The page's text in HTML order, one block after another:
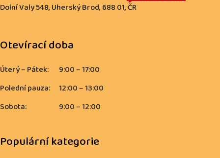
Dolní Valy 548, Uherský Brod, 688 01, ČR
Otevírací doba
Úterý – Pátek:
9:00 – 17:00
Polední pauza:
12:00 – 13:00
Sobota:
9:00 – 12:00
Populární kategorie